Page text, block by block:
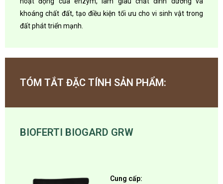
khoáng chất đất, tạo điều kiện tối ưu cho vi sinh vật trong
đất phát triển mạnh.
TÓM TẮT ĐẶC TÍNH SẢN PHẨM:
BIOFERTI BIOGARD GRW
Cung cấp: